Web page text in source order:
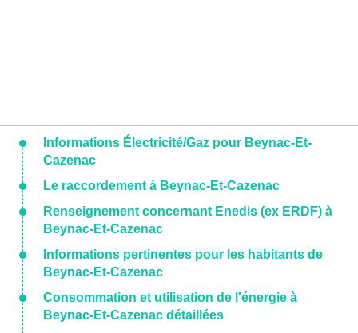
Informations Électricité/Gaz pour Beynac-Et-
Cazenac
Le raccordement à Beynac-Et-Cazenac
Renseignement concernant Enedis (ex ERDF) à
Beynac-Et-Cazenac
Informations pertinentes pour les habitants de
Beynac-Et-Cazenac
Consommation et utilisation de l'énergie à
Beynac-Et-Cazenac détaillées